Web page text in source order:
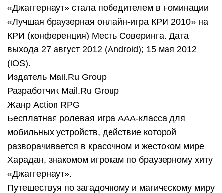
«Джаггернаут» стала победителем в номинации
«Лучшая браузерная онлайн-игра КРИ 2010» на
КРИ (конференция) Месть Соверинга. Дата
выхода 27 август 2012 (Android); 15 мая 2012
(iOS).
Издатель Mail.Ru Group
Разработчик Mail.Ru Group
Жанр Action RPG
Бесплатная ролевая игра ААА-класса для
мобильных устройств, действие которой
разворачивается в красочном и жестоком мире
Харадан, знакомом игрокам по браузерному хиту
«Джаггернаут».
Путешествуя по загадочному и магическому миру